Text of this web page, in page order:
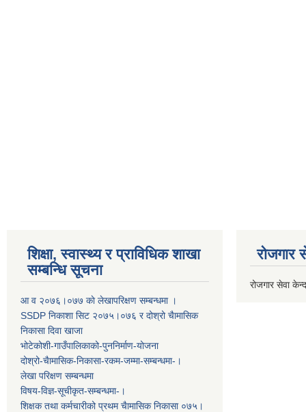
शिक्षा, स्वास्थ्य र प्राविधिक शाखा
सम्बन्धि सूचना
आ व २०७६।०७७ काे लेखापरिक्षण सम्बन्धमा ।
SSDP निकाशा सिट २०७५।०७६ र दोश्रो चैामासिक
निकासा दिवा खाजा
भोटेकोशी-गाउँपालिकाको-पुननिर्माण-योजना
दोश्रो-चैामासिक-निकासा-रकम-जम्मा-सम्बन्धमा-।
लेखा परिक्षण सम्बन्धमा
विषय-विज्ञ-सूचीकृत-सम्बन्धमा-।
शिक्षक तथा कर्मचारीको प्रथम च‌ैामासिक निकासा ०७५।
रोजगार
रोजगार सेवा